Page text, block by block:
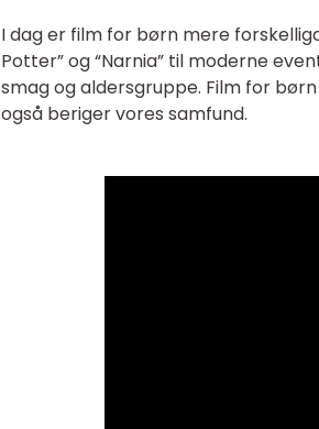
I dag er film for børn mere
Potter” og “Narnia” til moderne
smag og aldersgruppe. Film for
også beriger vores samfund.